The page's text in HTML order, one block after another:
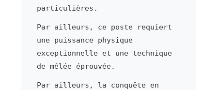
particulières.
Par ailleurs, ce poste requiert
une puissance physique
exceptionnelle et une technique
de mêlée éprouvée.
Par ailleurs, la conquête en